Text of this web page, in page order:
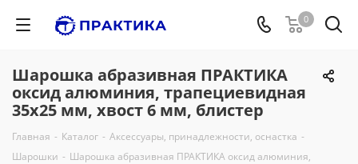
0
Шарошка абразивная ПРАКТИКА
оксид алюминия, трапециевидная
35х25 мм, хвост 6 мм, блистер
Главная - Каталог - Аксессуары, принадлежности, оснастка -
Шарошки - Шарошка абразивная ПРАКТИКА оксид алюминия,